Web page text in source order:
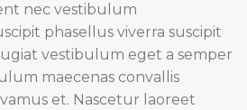
nec vestibulum
phasellus viverra suscipit
vestibulum eget a semper
maecenas convallis
et. Nascetur laoreet